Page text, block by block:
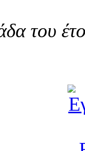
του